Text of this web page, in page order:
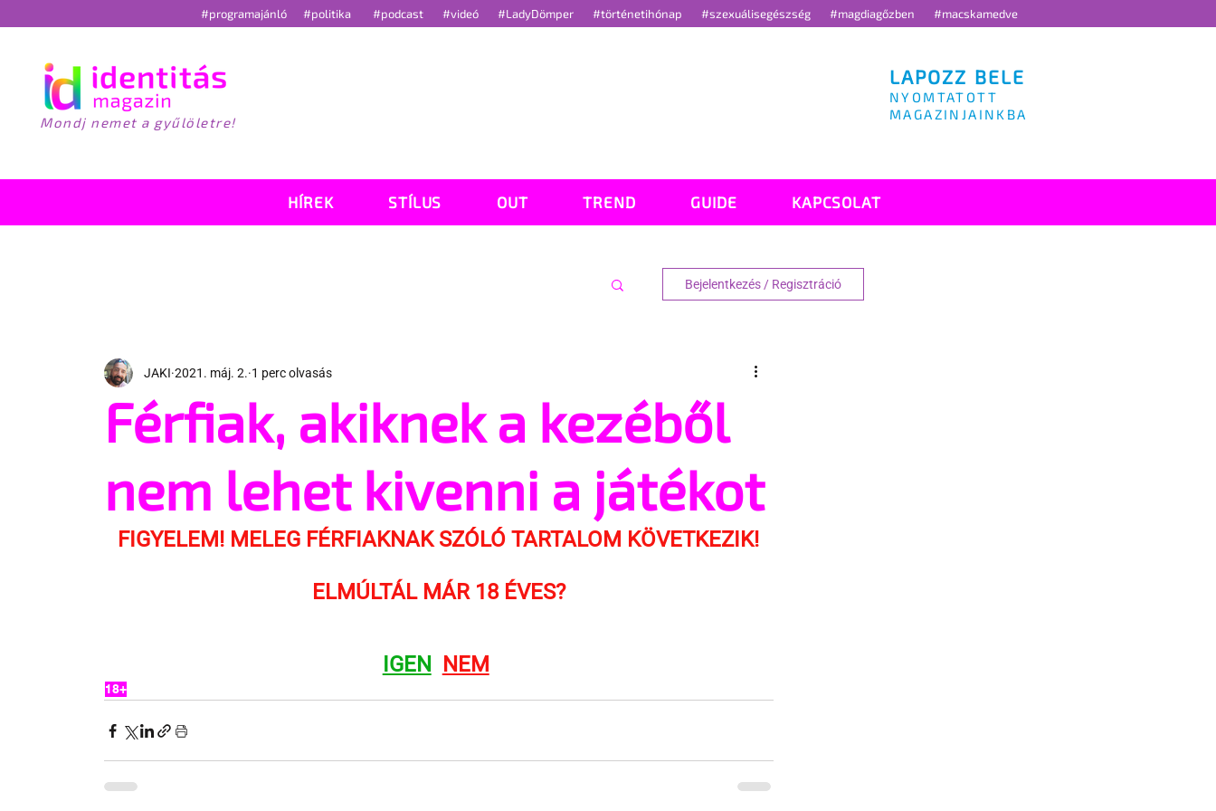
#programajánló #politika #podcast #videó #LadyDömper #történetihónap #szexuálisegészség #magdiagőzben #macskamedve
Mondj nemet a gyűlöletre!
LAPOZZ BELE
NYOMTATOTT
MAGAZINJAINKBA
HÍREK STÍLUS OUT TREND GUIDE KAPCSOLAT
Bejelentkezés / Regisztráció
Férfiak, akiknek a kezéből
nem lehet kivenni a játékot
JAKI 2021. máj. 2. 1 perc olvasás
FIGYELEM! MELEG FÉRFIAKNAK SZÓLÓ TARTALOM KÖVETKEZIK!
ELMÚLTÁL MÁR 18 ÉVES?
IGEN NEM
18+